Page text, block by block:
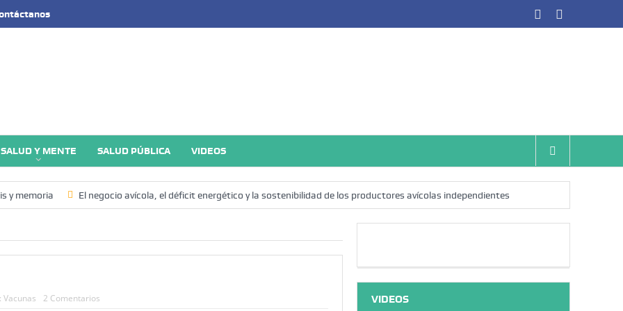
SALUD Y MENTE SALUD PÚBLICA VIDEOS
y memoria El negocio avícola, el déficit energético y la sostenibilidad de los productores avícolas independientes
y Nutrición en el Mundo (SOFI) 2025: ¿Realidad estadística o espejismo numérico?
Segundo artículo: ¿Qué aporta la tradición budista a esta discusión? ¿Los veinte años de regalo?
Vacunas 2 Comentarios VIDEOS